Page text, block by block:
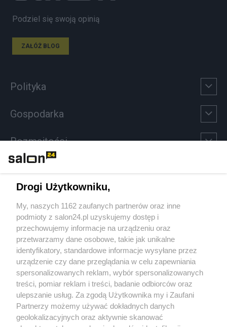
Podziel się swoją opinią
ZAŁÓŻ BLOG
Polityka
Gospodarka
Rozmaitości
Sport
Społeczeństwo
Kultura
X Facebook Instagram Youtube
Drogi Użytkowniku,
My, naszych 1162 zaufanych partnerów oraz inne
podmioty z salon24.pl uzyskujemy dostęp i
przechowujemy informacje na urządzeniu oraz
przetwarzamy dane osobowe, takie jak unikalne
identyfikatory, standardowe informacje wysyłane przez
urządzenie czy dane przeglądania w celu zapewniania
spersonalizowanych reklam, wybór spersonalizowanych
treści, pomiar reklam i treści, badanie odbiorców oraz
ulepszanie usług. Za zgodą Użytkownika my i Zaufani
Partnerzy możemy używać dokładnych danych
geolokalizacyjnych oraz aktywnie skanować